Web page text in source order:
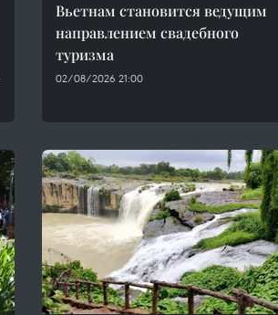
Вьетнам становится ведущим
направлением свадебного
туризма
02/08/2026 21:00